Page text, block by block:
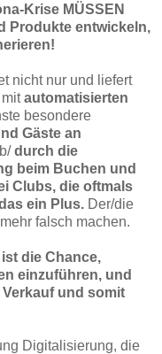
Krise MÜSSEN
Produkte entwickeln,
nicht nur und liefert
automatisierten
besondere
Gäste an
durch die
beim Buchen und
Clubs, die oftmals
ein Plus. Der/die
falsch machen.
die Chance,
einzuführen, und
und somit
Digitalisierung, die